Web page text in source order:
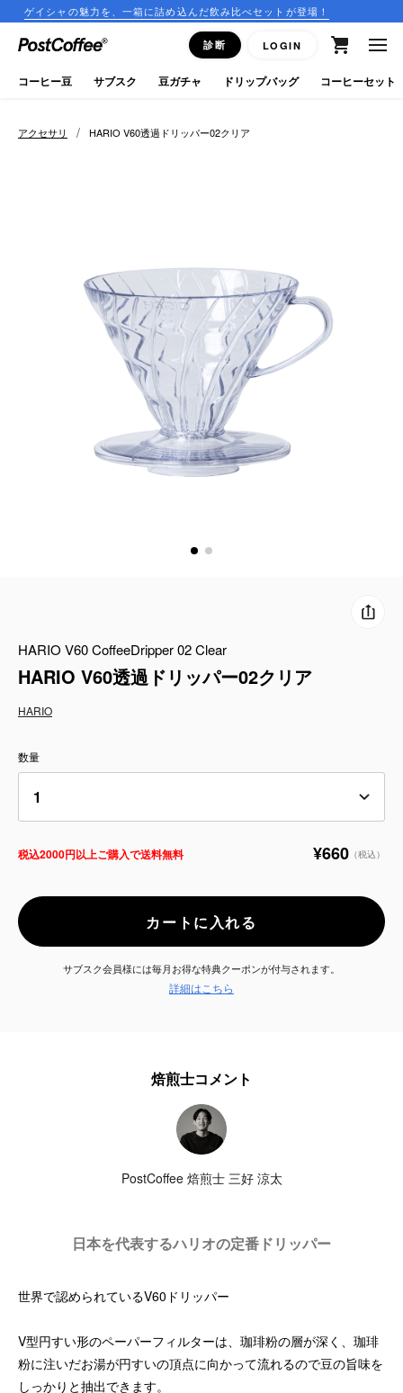
の魅力を、一箱に詰め込んだ飲み比べセットが登場！
診断 LOGIN
close
ログイン
新規会員登録
keyboard_arrow_right
ミルク・フード類
リキッド
コーヒーのサブスク
よくある質問
アクセサリ / HARIO V60透過ドリッパー02クリア
HARIO V60 CoffeeDripper 02 Clear
HARIO V60透過ドリッパー02クリア
HARIO
数量
税込2000円以上ご購入で送料無料 ¥660 （税込）
カートに入れる
サブスク会員様には毎月お得な特典クーポンが付与されます。
詳細はこちら
焙煎士コメント
PostCoffee 焙煎士 三好 涼太
日本を代表するハリオの定番ドリッパー
世界で認められているV60ドリッパー
V型円すい形のペーパーフィルターは、珈琲粉の層が深く、珈琲
粉に注いだお湯が円すいの頂点に向かって流れるので豆の旨味を
しっかりと抽出できます。
コーヒー豆 サブスク 豆ガチャ ドリップバッグ コーヒーセット